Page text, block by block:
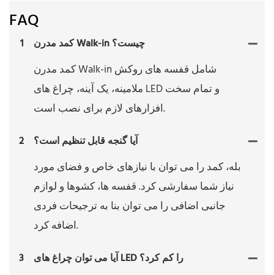
FAQ
1 کمد مدرن Walk-in چیست؟
کمد مدرن Walk-in شامل قفسه های روکش
ملامینه، یک آینه، چراغ های LED و تمام سخت
افزارهای لازم برای نصب است.
2 آیا گنجه قابل تنظیم است؟
بله، کمد را می توان با نیازهای خاص و فضای مورد
نیاز شما سفارشی کرد. قفسه ها، کشوها و لوازم
جانبی اضافی را می توان بنا به ترجیحات فردی
اضافه کرد.
3 آیا می توان چراغ های LED را کم کرد؟